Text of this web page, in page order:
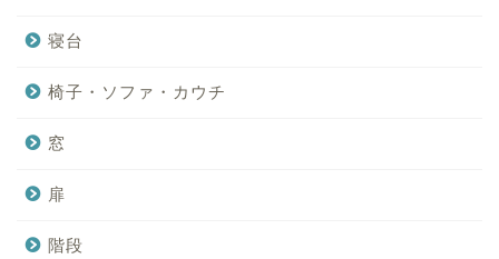
寝台
椅子・ソファ・カウチ
窓
扉
階段